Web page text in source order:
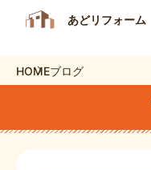
あどリフォーム
HOMEブログ